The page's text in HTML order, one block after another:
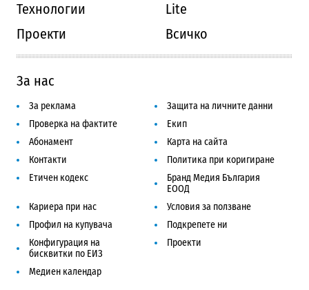
Технологии
Lite
Проекти
Всичко
За нас
За реклама
Защита на личните данни
Проверка на фактите
Екип
Абонамент
Карта на сайта
Контакти
Политика при коригиране
Етичен кодекс
Бранд Медия България
ЕООД
Кариера при нас
Условия за ползване
Профил на купувача
Подкрепете ни
Конфигурация на
бисквитки по ЕИЗ
Проекти
Медиен календар